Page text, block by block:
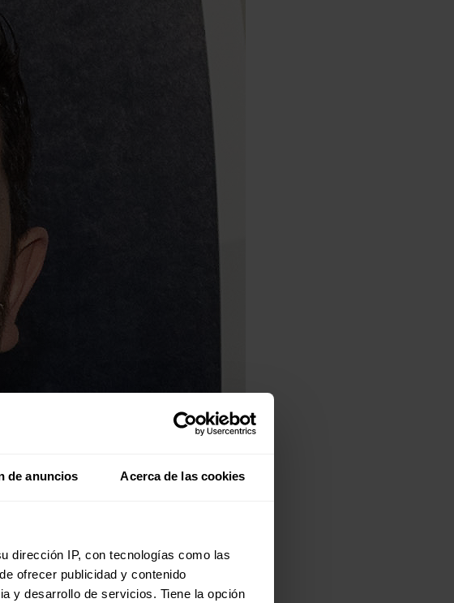
de anuncios Acerca de las cookies
dirección IP, con tecnologías como las
ofrecer publicidad y contenido
y desarrollo de servicios. Tiene la opción